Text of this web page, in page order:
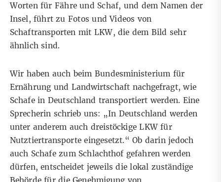
Worten für Fähre und Schaf, und dem Namen der
Insel, führt zuFotos undVideos von
Schaftransporten mit LKW, die dem Bild sehr
ähnlich sind.
Wir haben auch beim Bundesministerium für
Ernährung und Landwirtschaft nachgefragt, wie
Schafe in Deutschland transportiert werden. Eine
Sprecherin schrieb uns: „In Deutschland werden
unter anderem auch dreistöckige LKW für
Nutztiertransporte eingesetzt.“ Ob darin jedoch
auch Schafe zum Schlachthof gefahren werden
dürfen, entscheidet jeweils die lokal zuständige